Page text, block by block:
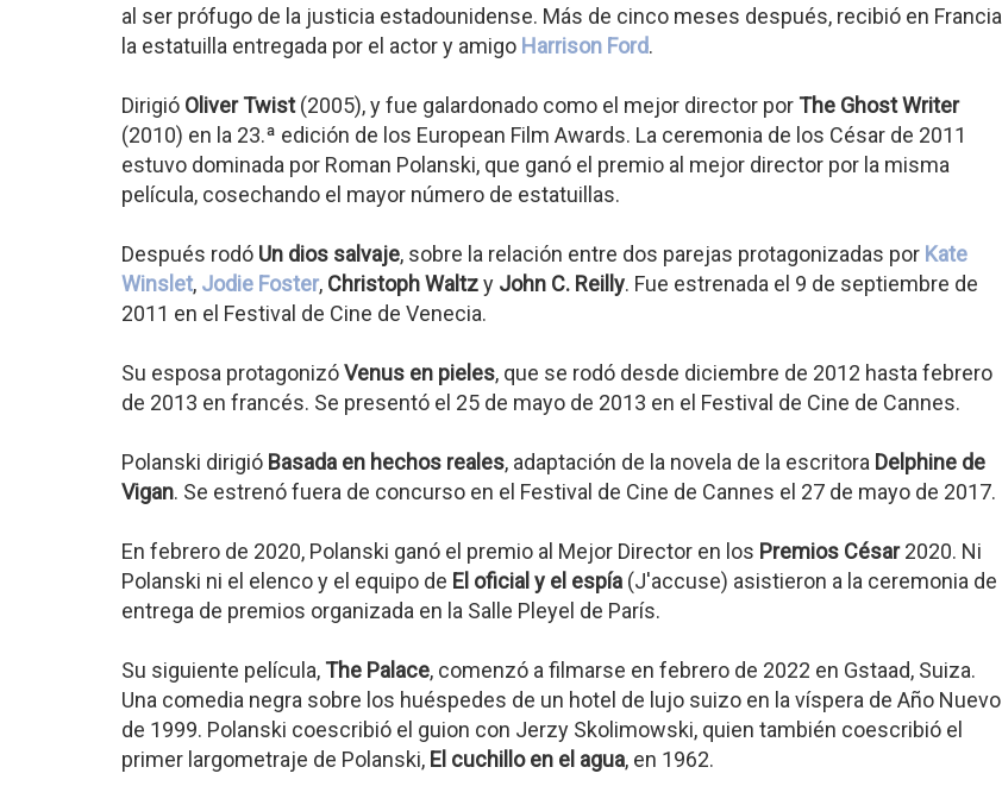
al ser prófugo de la justicia estadounidense. Más de cinco meses después, recibió en Francia
la estatuilla entregada por el actor y amigo Harrison Ford.
Dirigió Oliver Twist(2005), y fue galardonado como el mejor director por The Ghost Writer
(2010) en la 23.ª edición de los European Film Awards. La ceremonia de los César de 2011
estuvo dominada por Roman Polanski, que ganó el premio al mejor director por la misma
película, cosechando el mayor número de estatuillas.
Después rodó Un dios salvaje, sobre la relación entre dos parejas protagonizadas por Kate
Winslet, Jodie Foster, Christoph Waltzy John C. Reilly. Fue estrenada el 9 de septiembre de
2011 en el Festival de Cine de Venecia.
Su esposa protagonizóVenus en pieles, que se rodó desde diciembre de 2012 hasta febrero
de 2013 en francés. Se presentó el 25 de mayo de 2013 en el Festival de Cine de Cannes.
Polanski dirigió Basada en hechos reales, adaptación de la novela de la escritora Delphine de
Vigan. Se estrenó fuera de concurso en el Festival de Cine de Cannes el 27 de mayo de 2017.
En febrero de 2020, Polanski ganó el premio al Mejor Director en los Premios César2020. Ni
Polanski ni el elenco y el equipo de El oficial y el espía (J'accuse) asistieron a la ceremonia de
entrega de premios organizada en la Salle Pleyel de París.
Su siguiente película, The Palace, comenzó a filmarse en febrero de 2022 en Gstaad, Suiza.
Una comedia negra sobre los huéspedes de un hotel de lujo suizo en la víspera de Año Nuevo
de 1999. Polanski coescribió el guion con Jerzy Skolimowski, quien también coescribió el
primer largometraje de Polanski, El cuchillo en el agua, en 1962.